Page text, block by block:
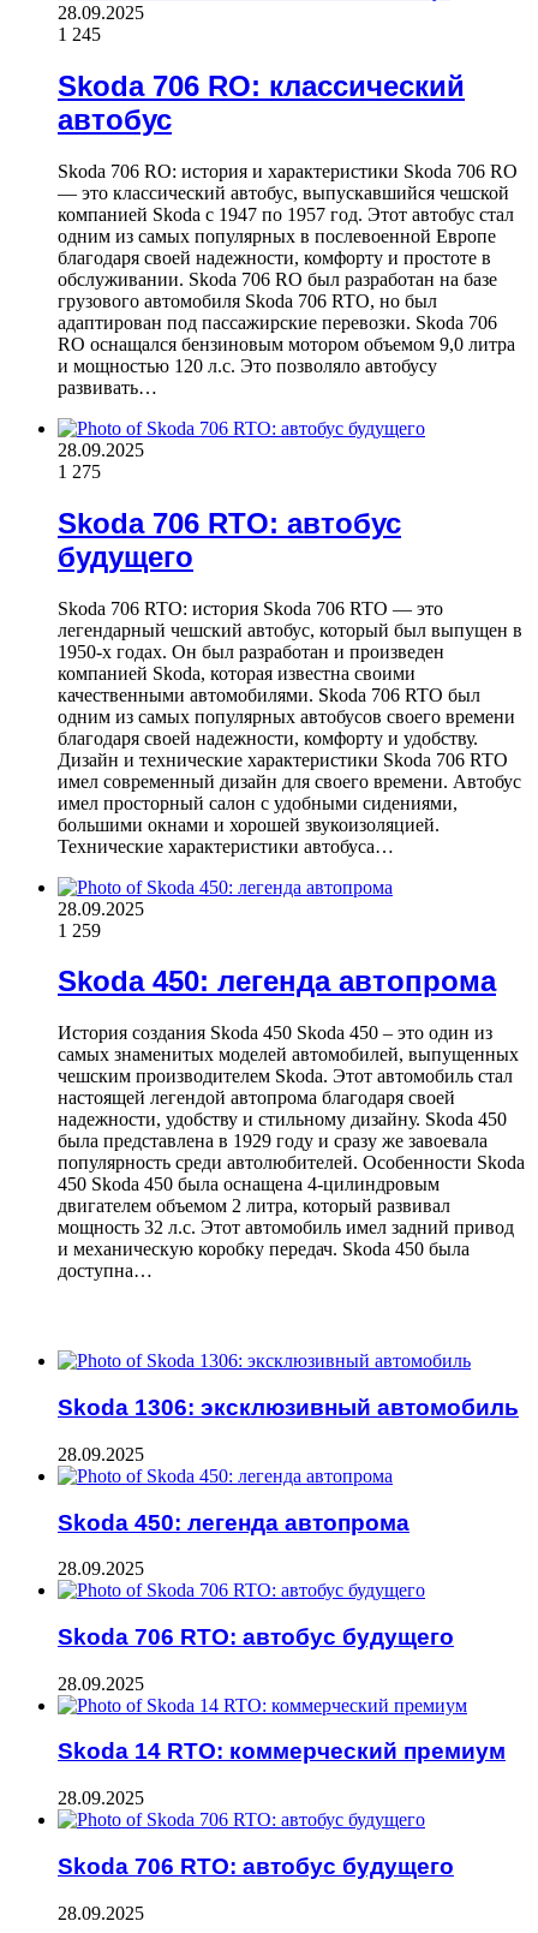
28.09.2025
1 245
Skoda 706 RO: классический
автобус
Skoda 706 RO: история и характеристики Skoda 706 RO
— это классический автобус, выпускавшийся чешской
компанией Skoda с 1947 по 1957 год. Этот автобус стал
одним из самых популярных в послевоенной Европе
благодаря своей надежности, комфорту и простоте в
обслуживании. Skoda 706 RO был разработан на базе
грузового автомобиля Skoda 706 RTO, но был
адаптирован под пассажирские перевозки. Skoda 706
RO оснащался бензиновым мотором объемом 9,0 литра
и мощностью 120 л.с. Это позволяло автобусу
развивать…
28.09.2025
1 275
Skoda 706 RTO: автобус
будущего
Skoda 706 RTO: история Skoda 706 RTO — это
легендарный чешский автобус, который был выпущен в
1950-х годах. Он был разработан и произведен
компанией Skoda, которая известна своими
качественными автомобилями. Skoda 706 RTO был
одним из самых популярных автобусов своего времени
благодаря своей надежности, комфорту и удобству.
Дизайн и технические характеристики Skoda 706 RTO
имел современный дизайн для своего времени. Автобус
имел просторный салон с удобными сидениями,
большими окнами и хорошей звукоизоляцией.
Технические характеристики автобуса…
28.09.2025
1 259
Skoda 450: легенда автопрома
История создания Skoda 450 Skoda 450 – это один из
самых знаменитых моделей автомобилей, выпущенных
чешским производителем Skoda. Этот автомобиль стал
настоящей легендой автопрома благодаря своей
надежности, удобству и стильному дизайну. Skoda 450
была представлена в 1929 году и сразу же завоевала
популярность среди автолюбителей. Особенности Skoda
450 Skoda 450 была оснащена 4-цилиндровым
двигателем объемом 2 литра, который развивал
мощность 32 л.с. Этот автомобиль имел задний привод
и механическую коробку передач. Skoda 450 была
доступна…
Skoda 1306: эксклюзивный автомобиль
28.09.2025
Skoda 450: легенда автопрома
28.09.2025
Skoda 706 RTO: автобус будущего
28.09.2025
Skoda 14 RTO: коммерческий премиум
28.09.2025
Skoda 706 RTO: автобус будущего
28.09.2025